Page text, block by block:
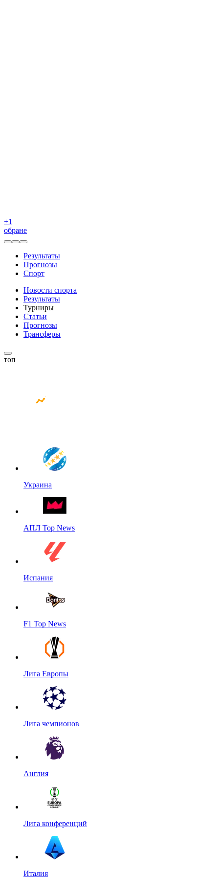
+1
обране
Результаты
Прогнозы
Спорт
Новости спорта
Результаты
Турниры
Статьи
Прогнозы
Трансферы
топ
Украина
АПЛ Top News
Испания
F1 Top News
Лига Европы
Лига чемпионов
Англия
Лига конференций
Италия